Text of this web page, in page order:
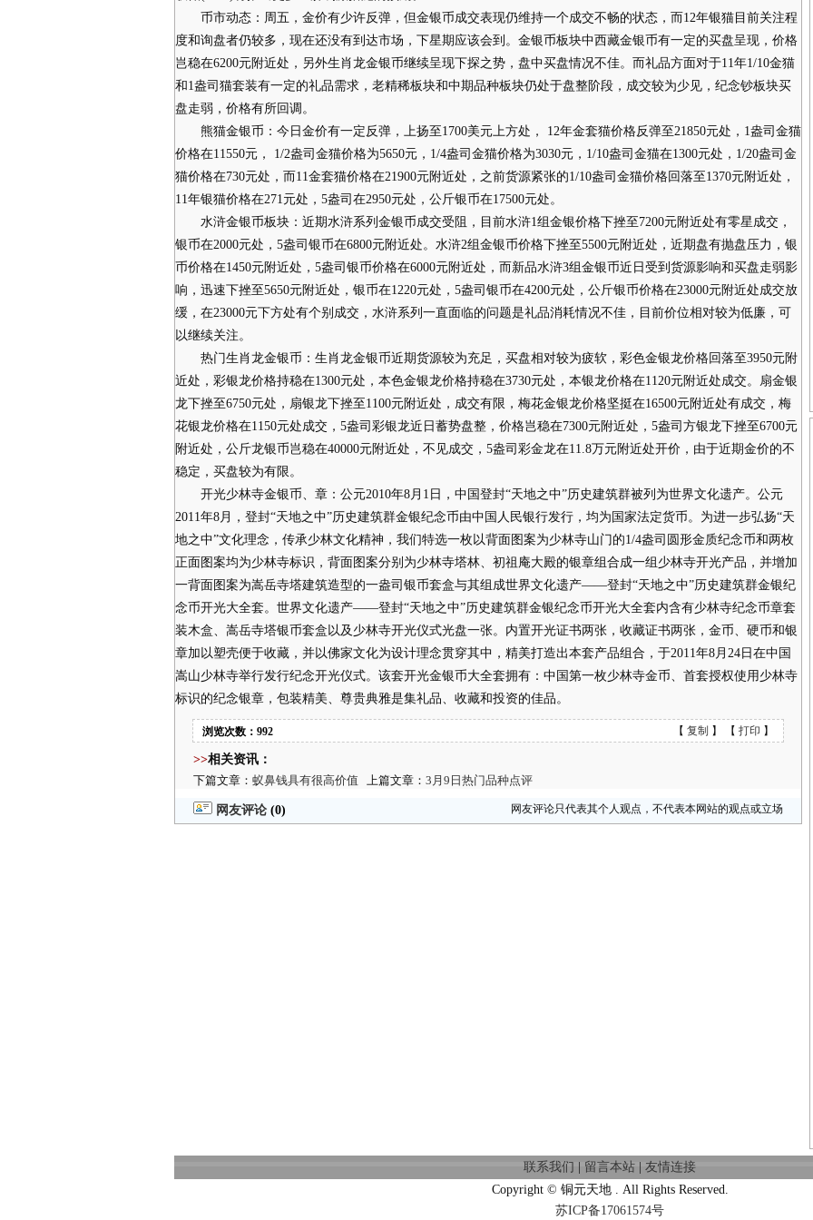
币市动态：周五，金价有少许反弹，但金银币成交表现仍维持一个成交不畅的状态，而12年银猫目前关注程
度和询盘者仍较多，现在还没有到达市场，下星期应该会到。金银币板块中西藏金银币有一定的买盘呈现，价格
岂稳在6200元附近处，另外生肖龙金银币继续呈现下探之势，盘中买盘情况不佳。而礼品方面对于11年1/10金猫
和1盎司猫套装有一定的礼品需求，老精稀板块和中期品种板块仍处于盘整阶段，成交较为少见，纪念钞板块买
盘走弱，价格有所回调。
熊猫金银币：今日金价有一定反弹，上扬至1700美元上方处， 12年金套猫价格反弹至21850元处，1盎司金猫
价格在11550元， 1/2盎司金猫价格为5650元，1/4盎司金猫价格为3030元，1/10盎司金猫在1300元处，1/20盎司金
猫价格在730元处，而11金套猫价格在21900元附近处，之前货源紧张的1/10盎司金猫价格回落至1370元附近处，
11年银猫价格在271元处，5盎司在2950元处，公斤银币在17500元处。
水浒金银币板块：近期水浒系列金银币成交受阻，目前水浒1组金银价格下挫至7200元附近处有零星成交，
银币在2000元处，5盎司银币在6800元附近处。水浒2组金银币价格下挫至5500元附近处，近期盘有抛盘压力，银
币价格在1450元附近处，5盎司银币价格在6000元附近处，而新品水浒3组金银币近日受到货源影响和买盘走弱影
响，迅速下挫至5650元附近处，银币在1220元处，5盎司银币在4200元处，公斤银币价格在23000元附近处成交放
缓，在23000元下方处有个别成交，水浒系列一直面临的问题是礼品消耗情况不佳，目前价位相对较为低廉，可
以继续关注。
热门生肖龙金银币：生肖龙金银币近期货源较为充足，买盘相对较为疲软，彩色金银龙价格回落至3950元附
近处，彩银龙价格持稳在1300元处，本色金银龙价格持稳在3730元处，本银龙价格在1120元附近处成交。扇金银
龙下挫至6750元处，扇银龙下挫至1100元附近处，成交有限，梅花金银龙价格坚挺在16500元附近处有成交，梅
花银龙价格在1150元处成交，5盎司彩银龙近日蓄势盘整，价格岂稳在7300元附近处，5盎司方银龙下挫至6700元
附近处，公斤龙银币岂稳在40000元附近处，不见成交，5盎司彩金龙在11.8万元附近处开价，由于近期金价的不
稳定，买盘较为有限。
开光少林寺金银币、章：公元2010年8月1日，中国登封“天地之中”历史建筑群被列为世界文化遗产。公元
2011年8月，登封“天地之中”历史建筑群金银纪念币由中国人民银行发行，均为国家法定货币。为进一步弘扬“天
地之中”文化理念，传承少林文化精神，我们特选一枚以背面图案为少林寺山门的1/4盎司圆形金质纪念币和两枚
正面图案均为少林寺标识，背面图案分别为少林寺塔林、初祖庵大殿的银章组合成一组少林寺开光产品，并增加
一背面图案为嵩岳寺塔建筑造型的一盎司银币套盒与其组成世界文化遗产——登封“天地之中”历史建筑群金银纪
念币开光大全套。世界文化遗产——登封“天地之中”历史建筑群金银纪念币开光大全套内含有少林寺纪念币章套
装木盒、嵩岳寺塔银币套盒以及少林寺开光仪式光盘一张。内置开光证书两张，收藏证书两张，金币、硬币和银
章加以塑壳便于收藏，并以佛家文化为设计理念贯穿其中，精美打造出本套产品组合，于2011年8月24日在中国
嵩山少林寺举行发行纪念开光仪式。该套开光金银币大全套拥有：中国第一枚少林寺金币、首套授权使用少林寺
标识的纪念银章，包装精美、尊贵典雅是集礼品、收藏和投资的佳品。
浏览次数：992 【 复制 】 【 打印 】
>>相关资讯：
下篇文章： 蚁鼻钱具有很高价值 上篇文章： 3月9日热门品种点评
网友评论 (0) 网友评论只代表其个人观点，不代表本网站的观点或立场
联系我们 留言本站
友情连接
Copyright © 铜元天地 . All Rights Reserved.
苏ICP备17061574号